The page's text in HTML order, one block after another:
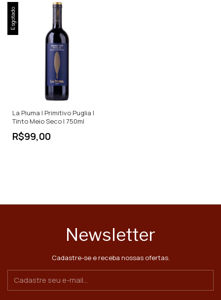
Esgotado
La Piuma | Primitivo Puglia |
Tinto Meio Seco | 750ml
R$99,00
Newsletter
Cadastre-se e receba nossas ofertas.